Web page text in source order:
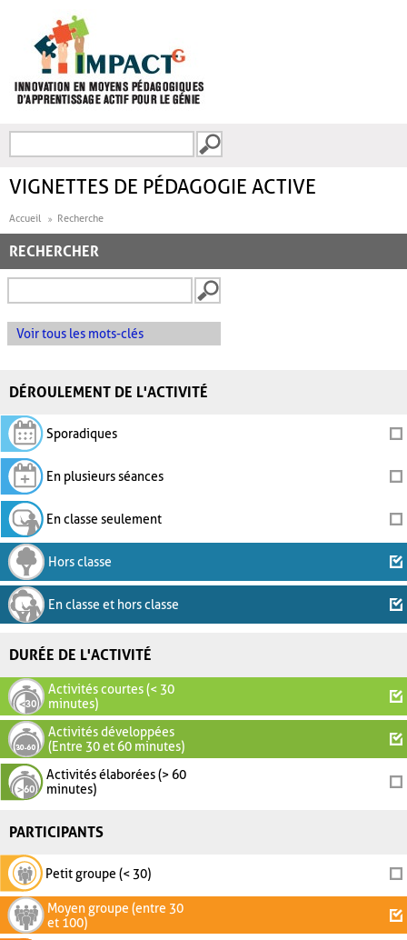
FORMULAIRE DE
VIGNETTES DE PÉDAGOGIE ACTIVE
Accueil Recherche
RECHERCHER
Voir tous les mots-clés
DÉROULEMENT DE L'ACTIVITÉ
Sporadiques
En plusieurs séances
En classe seulement
Hors classe
En classe et hors classe
DURÉE DE L'ACTIVITÉ
Activités courtes (< 30
minutes)
Activités développées
(Entre 30 et 60 minutes)
Activités élaborées (> 60
minutes)
PARTICIPANTS
Petit groupe (< 30)
Moyen groupe (entre 30
et 100)